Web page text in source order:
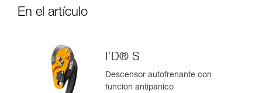
En el artículo
I’D® S
Descensor autofrenante con
función antipánico